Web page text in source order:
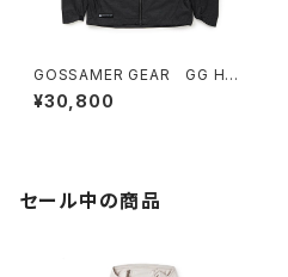
GOSSAMER GEAR GG Hoo
dless Jacket with Dyneem
a®
¥30,800
セール中の商品